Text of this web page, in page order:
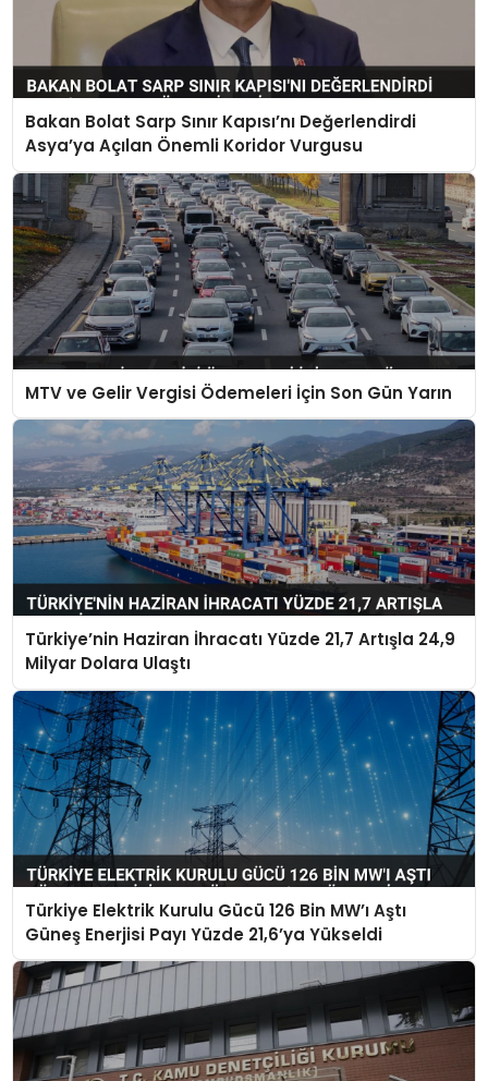
Bakan Bolat Sarp Sınır Kapısı’nı Değerlendirdi
Asya’ya Açılan Önemli Koridor Vurgusu
MTV ve Gelir Vergisi Ödemeleri İçin Son Gün Yarın
Türkiye’nin Haziran İhracatı Yüzde 21,7 Artışla 24,9
Milyar Dolara Ulaştı
Türkiye Elektrik Kurulu Gücü 126 Bin MW’ı Aştı
Güneş Enerjisi Payı Yüzde 21,6’ya Yükseldi